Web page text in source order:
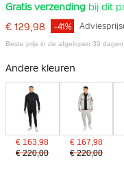
naar
begin
van
gallerij
Gratis verzending bij dit
€ 129,98
Adviesprijs
-41%
Beste prijs in de afgelopen 30
Andere kleuren
€ 163,98
€ 220,00
€ 167,98
€ 220,00